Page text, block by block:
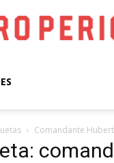
Comandante